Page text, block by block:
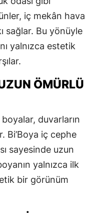
iç mekân hava
sağlar. Bu yönüyle
yalnızca estetik
ÖMÜRLÜ
duvarların
Bi’Boya iç cephe
sayesinde uzun
yalnızca ilk
bir görünüm